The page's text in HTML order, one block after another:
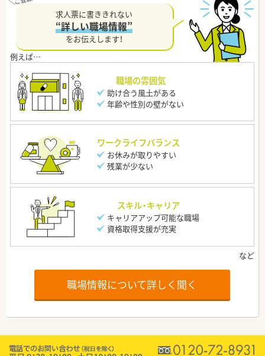
求人票に書ききれない
“詳しい職場情報”
をお伝えします！
職場の雰囲気
助け合う風土がある
年齢や性別の壁がない
ワークライフバランス
お休みが取りやすい
残業が少ない
スキル・キャリア
キャリアアップ可能な職場
資格取得支援が充実
職場情報について詳しく聞く